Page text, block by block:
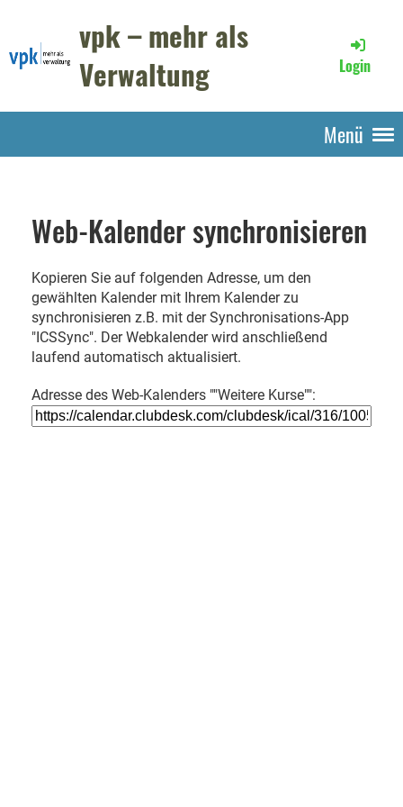
vpk – mehr als
Verwaltung
Login
Menü
Web-Kalender synchronisieren
Kopieren Sie auf folgenden Adresse, um den
gewählten Kalender mit Ihrem Kalender zu
synchronisieren z.B. mit der Synchronisations-App
"ICSSync". Der Webkalender wird anschließend
laufend automatisch aktualisiert.
Adresse des Web-Kalenders ""Weitere Kurse"":